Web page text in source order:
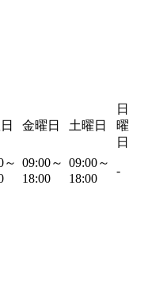
金曜日 土曜日
日
曜
日
～ 09:00～
18:00
09:00～
18:00
-